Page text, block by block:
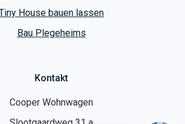
Kontakt
Slootgaardweg 31 a
1738 DC Waarland
T +31 (0)226 74 52 62